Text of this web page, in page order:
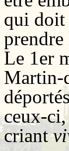
qui doit
prendre
Le 1er
Martin-
ceux-
criant